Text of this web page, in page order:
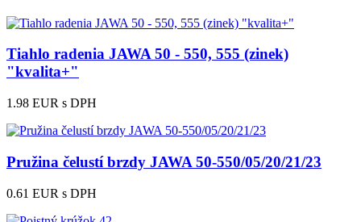
Tiahlo radenia JAWA 50 - 550, 555 (zinek)
"kvalita+"
1.98 EUR s DPH
Pružina čelustí brzdy JAWA 50-550/05/20/21/23
0.61 EUR s DPH